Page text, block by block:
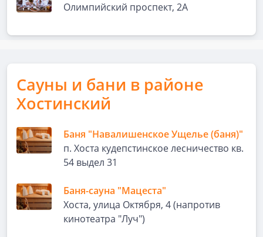
Олимпийский проспект, 2А
Сауны и бани в районе
Хостинский
Баня "Навалишенское Ущелье (баня)"
п. Хоста кудепстинское лесничество кв.
54 выдел 31
Баня-сауна "Мацеста"
Хоста, улица Октября, 4 (напротив
кинотеатра "Луч")